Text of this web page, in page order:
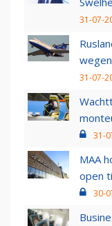
31-07-
31-07-
31-
MAA
open
30-